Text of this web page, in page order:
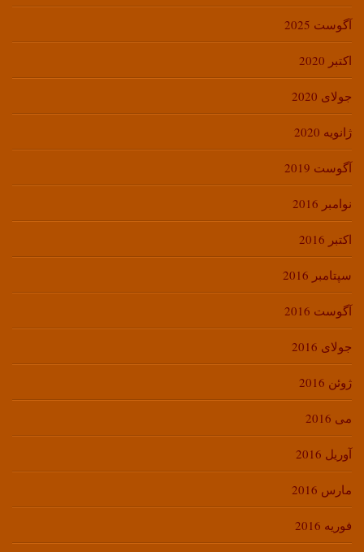
آگوست 2025
اکتبر 2020
جولای 2020
ژانویه 2020
آگوست 2019
نوامبر 2016
اکتبر 2016
سپتامبر 2016
آگوست 2016
جولای 2016
ژوئن 2016
می 2016
آوریل 2016
مارس 2016
فوریه 2016